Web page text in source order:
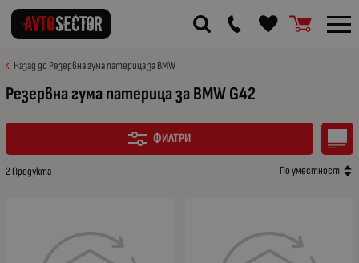
Назад до Резервна гума патерица за BMW
Резервна гума патерица за BMW G42
ФИЛТРИ
2 Продукта По уместност